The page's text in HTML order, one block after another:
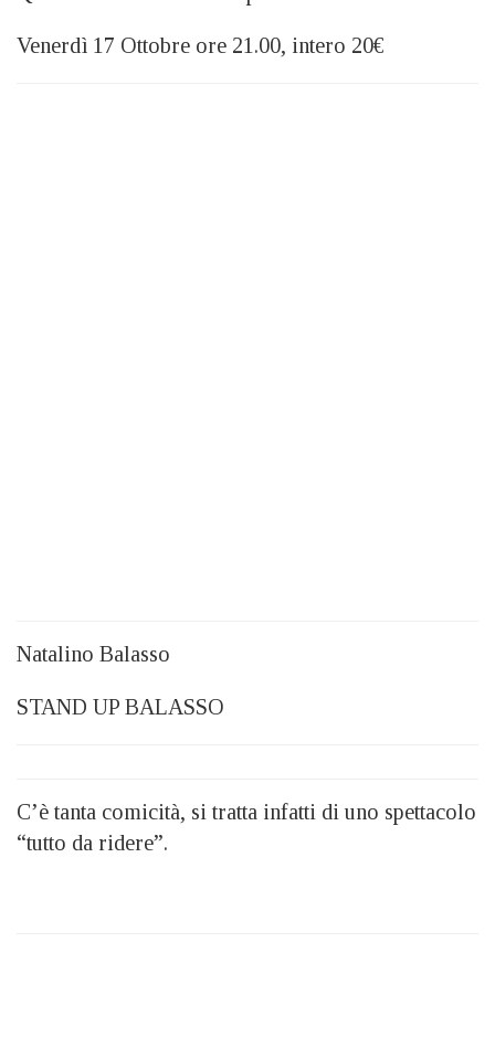
Venerdì 17 Ottobre ore 21.00, intero 20€
Natalino Balasso
STAND UP BALASSO
C’è tanta comicità, si tratta infatti di uno spettacolo
“tutto da ridere”.